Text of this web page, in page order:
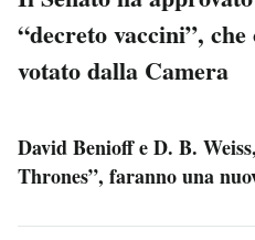
“decreto vaccini”,
votato dalla Camera
David Benioff e D. B.
Thrones”, faranno una